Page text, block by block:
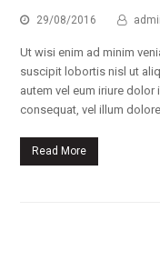
29/08/2016
Ut wisi enim ad minim
suscipit lobortis nisl ut
autem vel eum iriure
consequat, vel illum
Read More